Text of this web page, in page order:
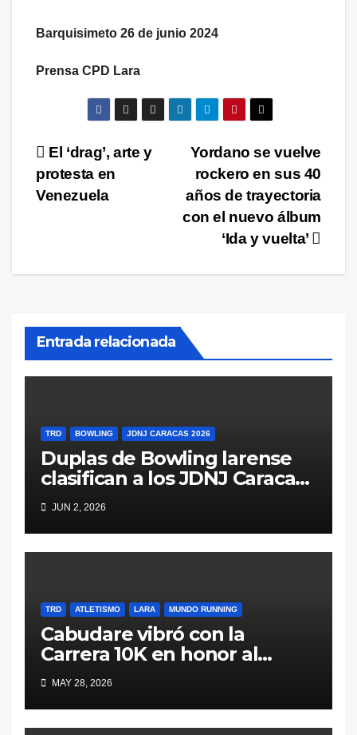
Barquisimeto 26 de junio 2024
Prensa CPD Lara
Navegación
de
Yordano se vuelve
rockero en sus 40
años de trayectoria
con el nuevo álbum
‘Ida y vuelta’
El ‘drag’, arte y
protesta en
Venezuela
Entrada relacionada
TRD BOWLING JDNJ CARACAS 2026
Duplas de Bowling larense
clasifican a los JDNJ Caracas
2026
JUN 2, 2026
TRD ATLETISMO LARA MUNDO RUNNING
Cabudare vibró con la
Carrera 10K en honor al
General Jacinto Lara (Galería
y Resultados)
MAY 28, 2026